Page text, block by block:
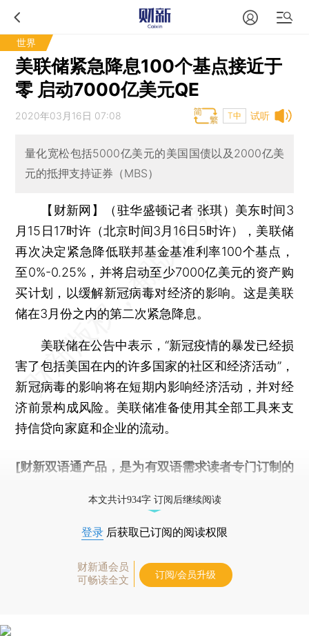
世界
美联储紧急降息100个基点接近于
零 启动7000亿美元QE
试听
2020年03月16日 07:08 T中
量化宽松包括5000亿美元的美国国债以及2000亿美
元的抵押支持证券（MBS）
【财新网】（驻华盛顿记者 张琪） 美东时间3
月15日17时许（北京时间3月16日5时许），美联储
再次决定紧急降低联邦基金基准利率100个基点，
至0%-0.25%，并将启动至少7000亿美元的资产购
买计划，以缓解新冠病毒对经济的影响。这是美联
储在3月份之内的第二次紧急降息。
美联储在公告中表示，“新冠疫情的暴发已经损
害了包括美国在内的许多国家的社区和经济活动”，
新冠病毒的影响将在短期内影响经济活动，并对经
济前景构成风险。美联储准备使用其全部工具来支
持信贷向家庭和企业的流动。
[财新双语通产品，是为有双语需求读者专门订制的
本文共计934字 订阅后继续阅读
登录 后获取已订阅的阅读权限
财新通会员
可畅读全文
订阅/会员升级